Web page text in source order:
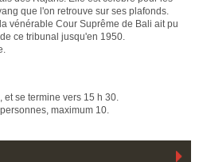
que l'on retrouve sur ses plafonds.
vénérable Cour Suprême de Bali ait pu
ce tribunal jusqu'en 1950.
et se termine vers 15 h 30.
maximum 10.